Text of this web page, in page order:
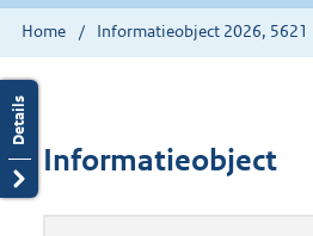
Home Informatieobject 2026, 5621
Informatieobject